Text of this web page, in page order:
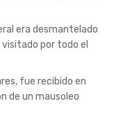
era desmantelado
por todo el
fue recibido en
de un mausoleo